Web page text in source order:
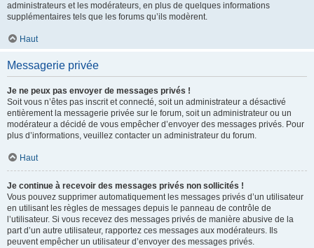
administrateurs et les modérateurs, en plus de quelques informations
supplémentaires tels que les forums qu’ils modèrent.
Haut
Messagerie privée
Je ne peux pas envoyer de messages privés !
Soit vous n’êtes pas inscrit et connecté, soit un administrateur a désactivé
entièrement la messagerie privée sur le forum, soit un administrateur ou un
modérateur a décidé de vous empêcher d’envoyer des messages privés. Pour
plus d’informations, veuillez contacter un administrateur du forum.
Haut
Je continue à recevoir des messages privés non sollicités !
Vous pouvez supprimer automatiquement les messages privés d’un utilisateur
en utilisant les règles de messages depuis le panneau de contrôle de
l’utilisateur. Si vous recevez des messages privés de manière abusive de la
part d’un autre utilisateur, rapportez ces messages aux modérateurs. Ils
peuvent empêcher un utilisateur d’envoyer des messages privés.